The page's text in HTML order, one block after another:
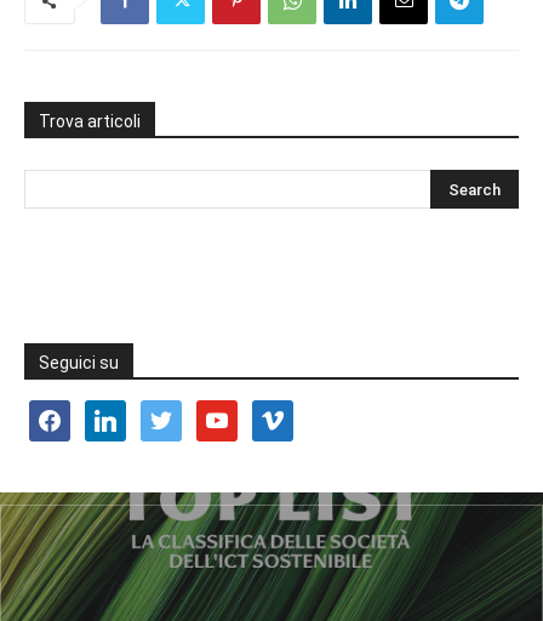
Trova articoli
Seguici su
facebooklinkedin twitter youtube vimeo